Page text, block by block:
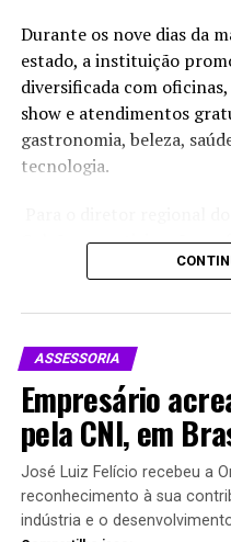
WhatsApp
Telegram
Relacionado
empresário do setor
moveleiro sobre a Expoacre
Juruá
Em "Notícias"
Durante os nove dias da
estado, a instituição
diversificada com
show e atendimentos
gastronomia, beleza,
tecnologia.
Galvão, a participação
da instituição com a
do Senac e incentivar o
habilidades, seja para
empreender ou se
A programação começa
workshop “Do Mar ao
Potiguar”, conduzido pela
Senac Rio Grande do
releitura da culinária
ASSESSORIA
Empresário
pela CNI, em
José Luiz Felício recebeu a
reconhecimento à sua
indústria e o